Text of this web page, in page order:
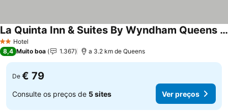
2 Estrelas
Hotel
La Quinta Inn & Suites By Wyndham Queens NYC/JFK AirTrain
Ver preços
8,4 Muito boa 1.367 a 3.2 km de Queens
De € 79
Consulte os preços de 5 sites Ver preços